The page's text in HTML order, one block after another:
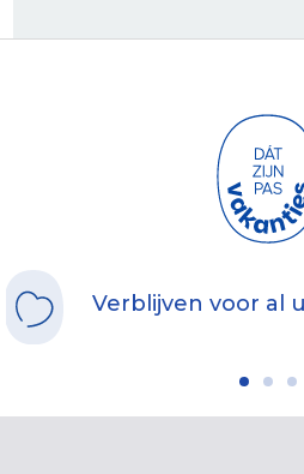
Verblijven voor al